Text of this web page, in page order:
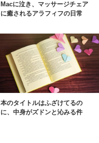
Macに泣き、マッサージチェア
に癒されるアラフィフの日常
本のタイトルはふざけてるの
に、中身がズドンと沁みる件